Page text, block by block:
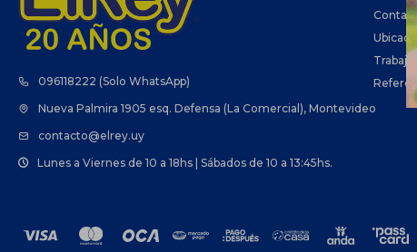
096118222 (Solo WhatsApp)
Nueva Palmira 1905 esq. Defensa (La Comercial), Montevideo
contacto@elrey.uy
Lunes a Viernes de 10 a 18hs | Sábados de 10 a 13:45hs.